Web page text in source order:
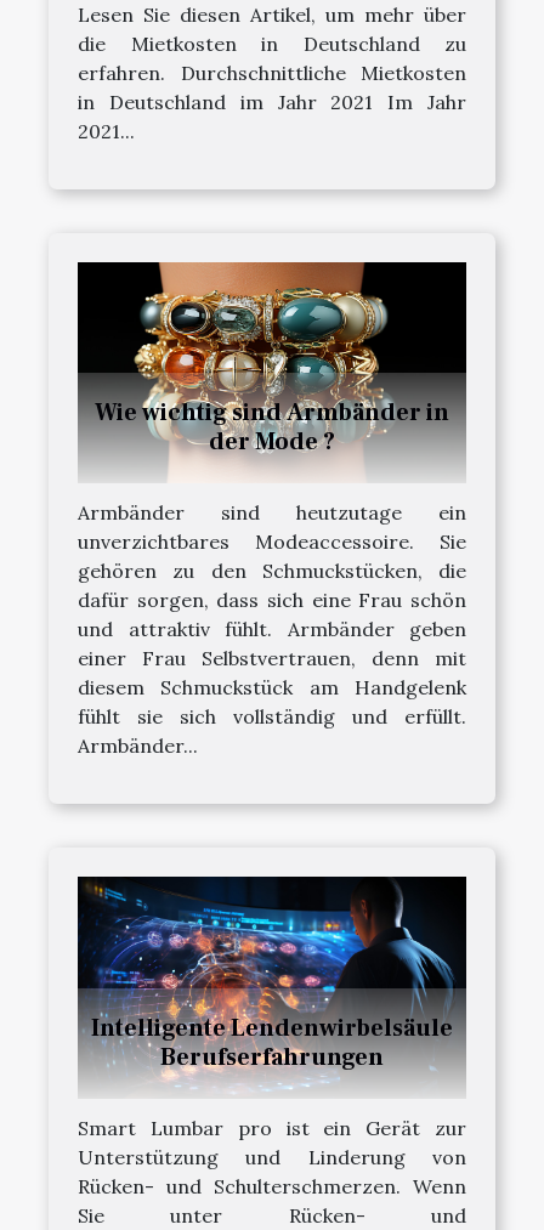
Lesen Sie diesen Artikel, um mehr über
die Mietkosten in Deutschland zu
erfahren. Durchschnittliche Mietkosten
in Deutschland im Jahr 2021 Im Jahr
2021...
Wie wichtig sind Armbänder in
der Mode ?
Armbänder sind heutzutage ein
unverzichtbares Modeaccessoire. Sie
gehören zu den Schmuckstücken, die
dafür sorgen, dass sich eine Frau schön
und attraktiv fühlt. Armbänder geben
einer Frau Selbstvertrauen, denn mit
diesem Schmuckstück am Handgelenk
fühlt sie sich vollständig und erfüllt.
Armbänder...
Intelligente Lendenwirbelsäule
Berufserfahrungen
Smart Lumbar pro ist ein Gerät zur
Unterstützung und Linderung von
Rücken- und Schulterschmerzen. Wenn
Sie unter Rücken- und